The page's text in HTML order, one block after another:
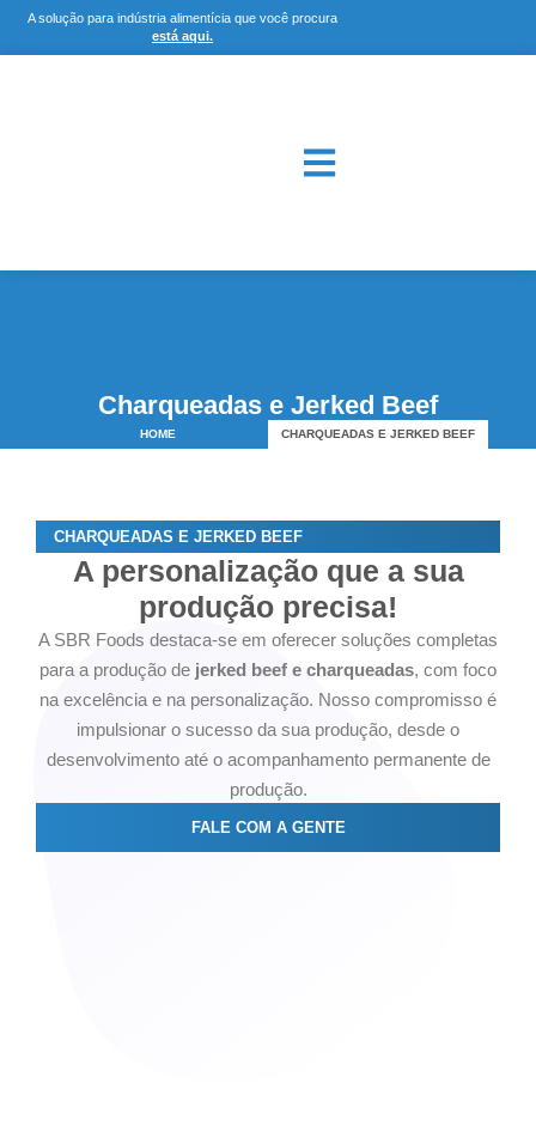
A solução para indústria alimentícia que você procura
está aqui.
Charqueadas e Jerked Beef
HOME CHARQUEADAS E JERKED BEEF
CHARQUEADAS E JERKED BEEF
A personalização que a sua
produção precisa!
A SBR Foods destaca-se em oferecer soluções completas
para a produção de jerked beef e charqueadas, com foco
na excelência e na personalização. Nosso compromisso é
impulsionar o sucesso da sua produção, desde o
desenvolvimento até o acompanhamento permanente de
produção.
FALE COM A GENTE